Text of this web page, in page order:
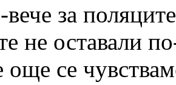
за
не оставали
още се